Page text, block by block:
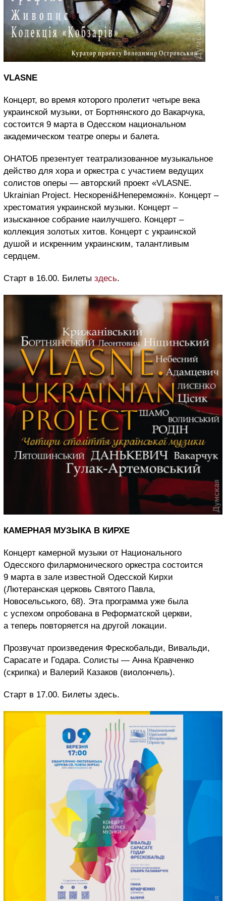
VLASNE
Концерт, во время которого пролетит четыре века
украинской музыки, от Бортнянского до Вакарчука,
состоится 9 марта в Одесском национальном
академическом театре оперы и балета.
ОНАТОБ презентует театрализованное музыкальное
действо для хора и оркестра с участием ведущих
солистов оперы — авторский проект «VLASNE.
Ukrainian Project. Нескорені&Непереможні». Концерт –
хрестоматия украинской музыки. Концерт –
изысканное собрание наилучшего. Концерт –
коллекция золотых хитов. Концерт с украинской
душой и искренним украинским, талантливым
сердцем.
Старт в 16.00. Билеты здесь.
КАМЕРНАЯ МУЗЫКА В КИРХЕ
Концерт камерной музыки от Национального
Одесского филармонического оркестра состоится
9 марта в зале известной Одесской Кирхи
(Лютеранская церковь Святого Павла,
Новосельського, 68). Эта программа уже была
с успехом опробована в Реформатской церкви,
а теперь повторяется на другой локации.
Прозвучат произведения Фрескобальди, Вивальди,
Сарасате и Годара. Солисты — Анна Кравченко
(скрипка) и Валерий Казаков (виолончель).
Старт в 17.00. Билеты здесь.